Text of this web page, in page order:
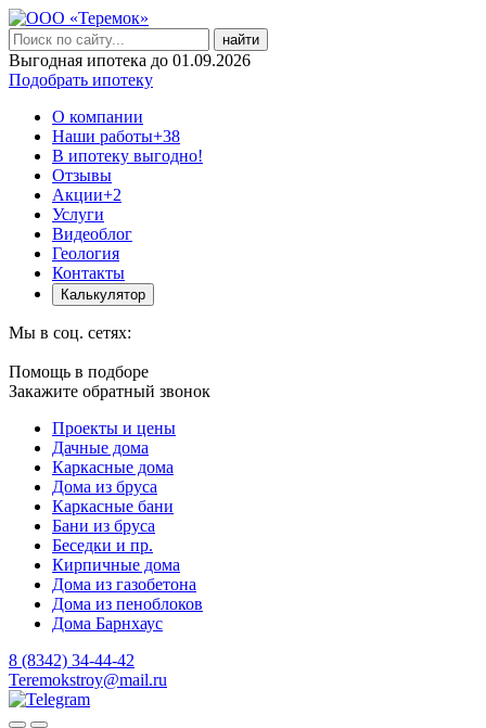
найти
Выгодная ипотека до 01.09.2026
Подобрать ипотеку
О компании
Наши работы+38
В ипотеку выгодно!
Отзывы
Акции+2
Услуги
Видеоблог
Геология
Контакты
Калькулятор
Мы в соц. сетях:
Помощь в подборе
Закажите обратный звонок
Проекты и цены
Дачные дома
Каркасные дома
Дома из бруса
Каркасные бани
Бани из бруса
Беседки и пр.
Кирпичные дома
Дома из газобетона
Дома из пеноблоков
Дома Барнхаус
8 (8342) 34-44-42
Teremokstroy@mail.ru